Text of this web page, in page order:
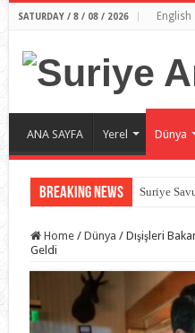
SATURDAY / 8 / 08 / 2026 English
ANA SAYFA Yerel Dünya
Breaking News Suriye
Home / Dünya / Dışişleri
Geldi